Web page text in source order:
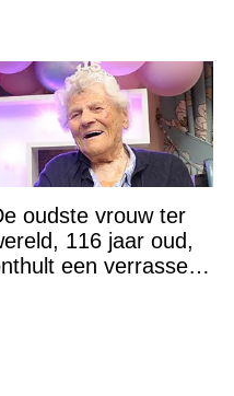
oudste vrouw ter
116 jaar oud,
een verrassend